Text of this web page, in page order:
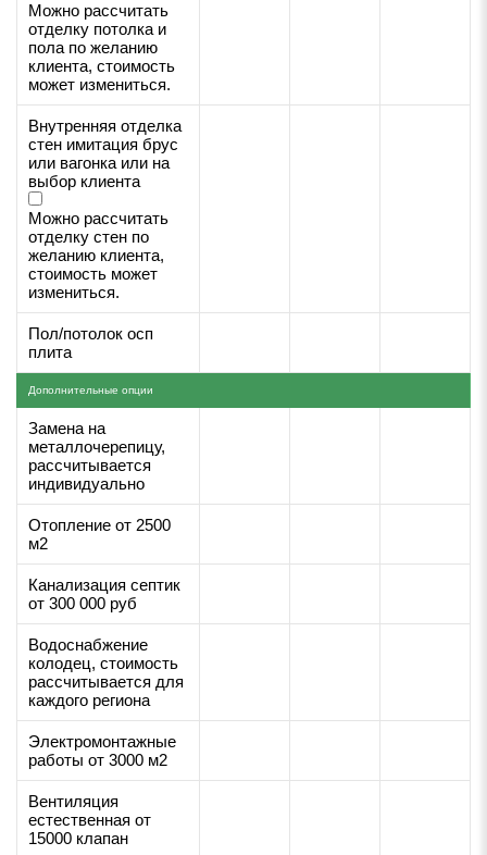
Можно рассчитать
отделку потолка и
пола по желанию
клиента, стоимость
может измениться.
Внутренняя отделка
стен имитация брус
или вагонка или на
выбор клиента
Можно рассчитать
отделку стен по
желанию клиента,
стоимость может
измениться.
Пол/потолок осп
плита
Дополнительные опции
Замена на
металлочерепицу,
рассчитывается
индивидуально
Отопление от 2500
м2
Канализация септик
от 300 000 руб
Водоснабжение
колодец, стоимость
рассчитывается для
каждого региона
Электромонтажные
работы от 3000 м2
Вентиляция
естественная от
15000 клапан